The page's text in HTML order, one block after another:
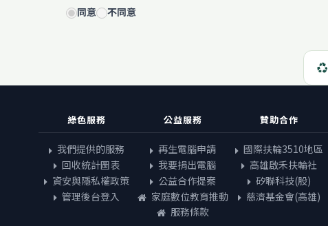
同意 不同意
recycling
綠色服務
我們提供的服務
回收統計圖表
資安與隱私權政策
管理後台登入
公益服務
再生電腦申請
我要捐出電腦
公益合作提案
家庭數位教育推動
服務條款
贊助合作
國際扶輪3510地區
高雄啟禾扶輪社
矽聯科技(股)
慈濟基金會(高雄)